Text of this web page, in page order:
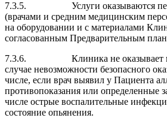
7.3.5. Услуги оказываются
(врачами и средним медицинским
на оборудовании и с материа­лами
согласованным Предварительным
7.3.6. Клиника не оказывает
случае невозможности безопасного
числе, если врач выявил у Пациента
противопоказания или определенные
числе острые воспалительные
состояние опьянения.